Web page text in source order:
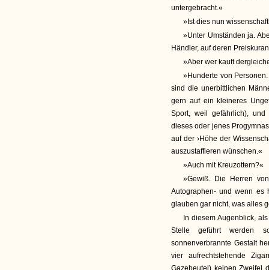
untergebracht.«
»Ist dies nun
»Unter Umständen ja.
Händler, auf deren
»Aber wer kauft
»Hunderte von
sind die unerbittlichen
gern auf ein kleineres
Sport, weil gefährlich),
dieses oder jenes
auf der ›Höhe der
auszustaffieren wünschen.«
»Auch mit Kreuzottern?«
»Gewiß. Die Herren
Autographen- und wenn es
glauben gar nicht, was alles
In diesem Augenblick,
Stelle geführt werden
sonnenverbrannte Gestalt
vier aufrechtstehende
Gazebeutel) keinen Zweifel